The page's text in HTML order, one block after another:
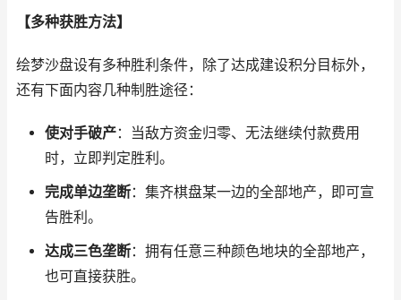
【多种获胜方法】
绘梦沙盘设有多种胜利条件，除了达成建设积分目标外，
还有下面内容几种制胜途径：
使对手破产：当敌方资金归零、无法继续付款费用
时，立即判定胜利。
完成单边垄断：集齐棋盘某一边的全部地产，即可宣
告胜利。
达成三色垄断：拥有任意三种颜色地块的全部地产，
也可直接获胜。